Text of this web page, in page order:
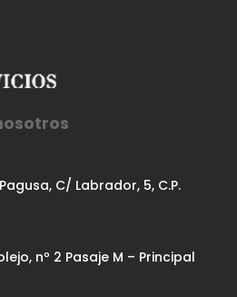
C/ Labrador, 5, C.P.
nº 2 Pasaje M – Principal